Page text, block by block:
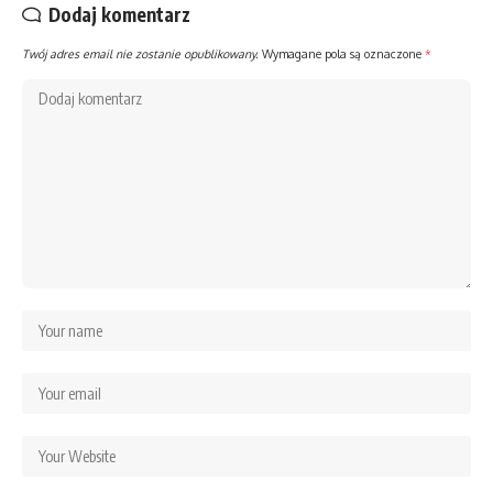
Dodaj komentarz
Twój adres email nie zostanie opublikowany. Wymagane pola są oznaczone *